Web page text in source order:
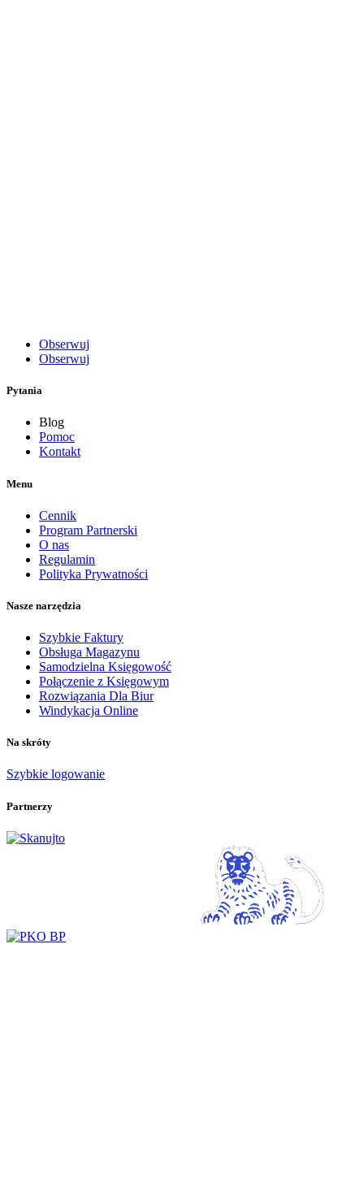
Obserwuj
Obserwuj
Pytania
Blog
Pomoc
Kontakt
Menu
Cennik
Program Partnerski
O nas
Regulamin
Polityka Prywatności
Nasze narzędzia
Szybkie Faktury
Obsługa Magazynu
Samodzielna Księgowość
Połączenie z Księgowym
Rozwiązania Dla Biur
Windykacja Online
Na skróty
Szybkie logowanie
Partnerzy